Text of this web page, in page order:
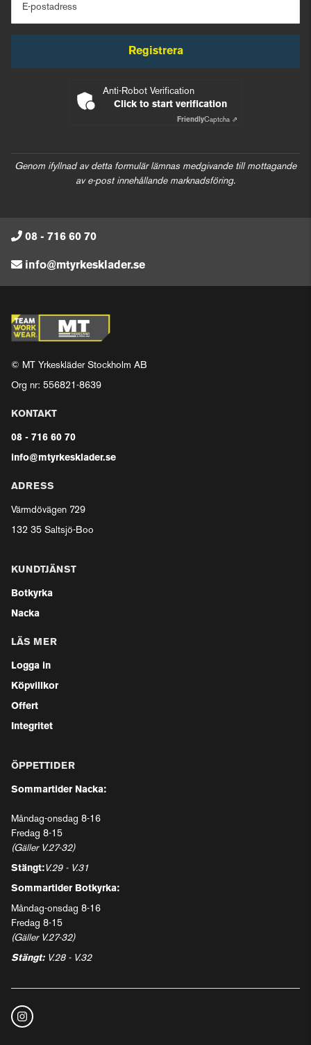
E-postadress
Registrera
Anti-Robot Verification
Click to start verification
FriendlyCaptcha ⇗
Genom ifyllnad av detta formulär lämnas medgivande till mottagande
av e-post innehållande marknadsföring.
08 - 716 60 70
info@mtyrkesklader.se
© MT Yrkeskläder Stockholm AB
Org nr: 556821-8639
KONTAKT
08 - 716 60 70
info@mtyrkesklader.se
ADRESS
Värmdövägen 729
132 35 Saltsjö-Boo
KUNDTJÄNST
Botkyrka
Nacka
LÄS MER
Logga in
Köpvillkor
Offert
Integritet
ÖPPETTIDER
Sommartider Nacka:
Måndag-onsdag 8-16
Fredag 8-15
(Gäller V.27-32)
Stängt:V.29 - V.31
Sommartider Botkyrka:
Måndag-onsdag 8-16
Fredag 8-15
(Gäller V.27-32)
Stängt: V.28 - V.32